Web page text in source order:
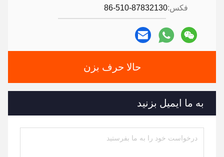
فکس:86-510-87832130
حالا حرف بزن
به ما ایمیل بزنید